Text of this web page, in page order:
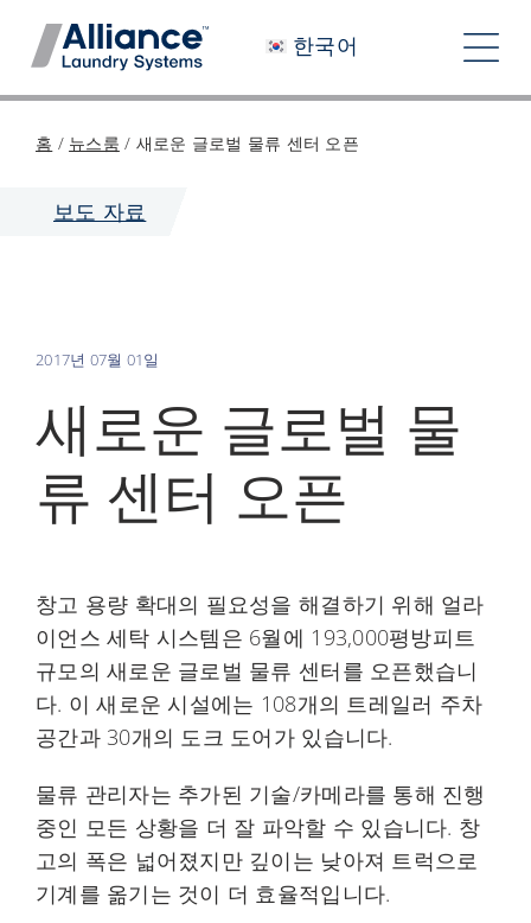
한국어
탐
뉴스룸
투자자
문의하기
홈 / 뉴스룸 / 새로운 글로벌 물류 센터 오픈
보도 자료
2017년 07월 01일
새로운 글로벌 물
류 센터 오픈
창고 용량 확대의 필요성을 해결하기 위해 얼라
이언스 세탁 시스템은 6월에 193,000평방피트
규모의 새로운 글로벌 물류 센터를 오픈했습니
다. 이 새로운 시설에는 108개의 트레일러 주차
공간과 30개의 도크 도어가 있습니다.
물류 관리자는 추가된 기술/카메라를 통해 진행
중인 모든 상황을 더 잘 파악할 수 있습니다. 창
고의 폭은 넓어졌지만 깊이는 낮아져 트럭으로
기계를 옮기는 것이 더 효율적입니다.